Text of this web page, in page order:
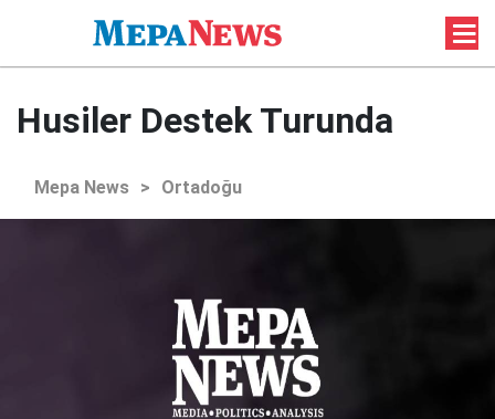
Husiler Destek Turunda
Mepa News > Ortadoğu